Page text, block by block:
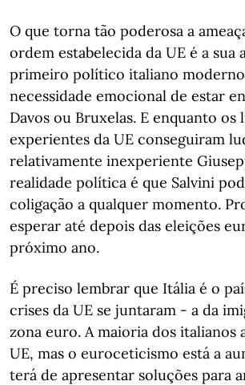
O que torna tão poderosa a
ordem estabelecida da UE é a sua
primeiro político italiano moderno
necessidade emocional de estar
Davos ou Bruxelas. E enquanto os
experientes da UE conseguiram
relativamente inexperiente
realidade política é que Salvini
coligação a qualquer momento.
esperar até depois das eleições
próximo ano.
É preciso lembrar que Itália é o
crises da UE se juntaram - a da
zona euro. A maioria dos italianos
UE, mas o euroceticismo está a
terá de apresentar soluções para